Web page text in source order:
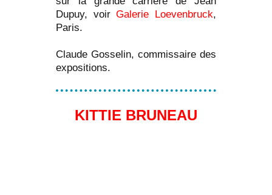
Dupuy, voirGalerie Loevenbruck,
Paris.
Claude Gosselin, commissaire des
expositions.
KITTIE BRUNEAU